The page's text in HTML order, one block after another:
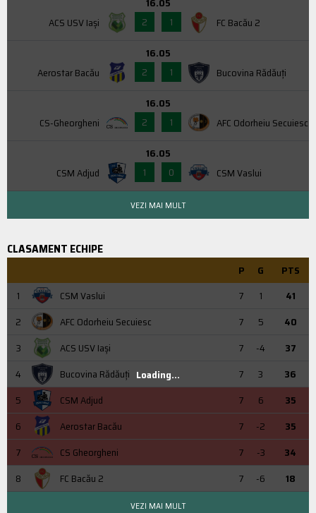
ACS USV Iaşi
2
1 FC Bacău 2
Aerostar Bacău
16.05
2
1 Bucovina Rădăuți
CS-Gheorgheni
16.05
2
1 AFC Odorheiu Secuiesc
CSM Adjud
16.05
1
0 CSM Vaslui
VEZI MAI MULT
CLASAMENT ECHIPE
P G
PTS
1
CSM Vaslui 7 1
41
2
AFC Odorheiu Secuiesc 7 5
40
3
ACS USV Iaşi 7 -4
37
4
Bucovina Rădăuți 7 3
36
5
CSM Adjud 7 6
35
6
Aerostar Bacău 7 -2
35
7
CS Gheorgheni 7 -3
34
8
FC Bacău 2 7 -6 18
Loading...
VEZI MAI MULT